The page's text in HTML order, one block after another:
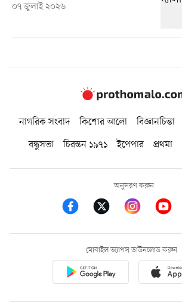
০৭ জুলাই ২০২৬
নাগরিক সংবাদ কিশোর আলো বিজ্ঞানচিন্তা
বন্ধুসভা
চিরন্তন ১৯৭১ ইপেপার প্রথমা
অনুসরণ করুন
মোবাইল অ্যাপস ডাউনলোড করুন